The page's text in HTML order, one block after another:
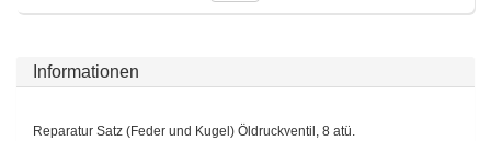
Informationen
Reparatur Satz (Feder und Kugel) Öldruckventil, 8 atü.